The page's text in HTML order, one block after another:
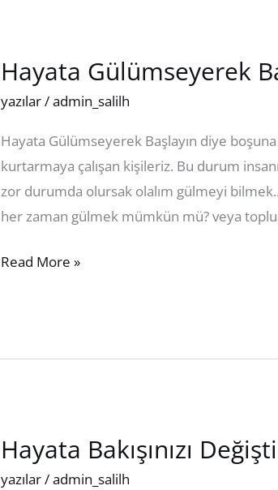
Hayata Gülümseyerek
yazılar/admin_salilh
Hayata Gülümseyerek Başlayın diye
kurtarmaya çalışan kişileriz. Bu durum
zor durumda olursak olalım gülmeyi
her zaman gülmek mümkün mü? veya
Hayata
Gülümseyerek
Read More »
Hayata Bakışınızı
yazılar/admin_salilh
Hayata
Bakışınızı